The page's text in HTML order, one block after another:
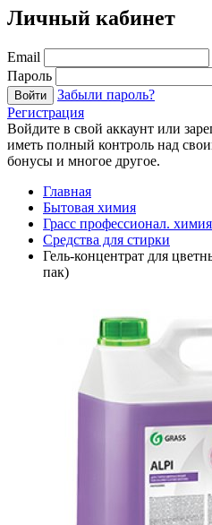
Личный кабинет
Email
Пароль
Войти
Забыли пароль?
Регистрация
Войдите в свой аккаунт или
иметь полный контроль над
бонусы и многое другое.
Главная
Бытовая химия
Грасс профессионал. химия
Средства для стирки
Гель-концентрат для
пак)